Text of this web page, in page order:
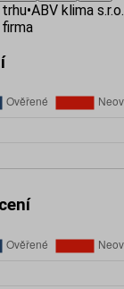
•ABV klima s.r.o.